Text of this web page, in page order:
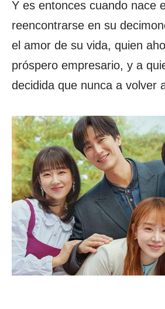
Y es entonces cuando nace
reencontrarse en su
el amor de su vida, quien
próspero empresario, y a
decidida que nunca a volver